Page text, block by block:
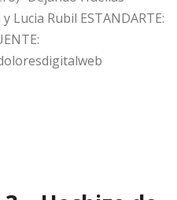
Lucia Rubil ESTANDARTE: